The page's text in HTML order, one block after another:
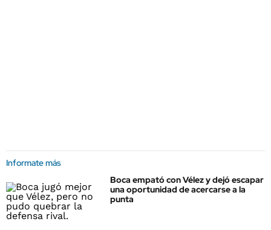
Informate más
Boca empató con Vélez y dejó escapar
una oportunidad de acercarse a la
punta